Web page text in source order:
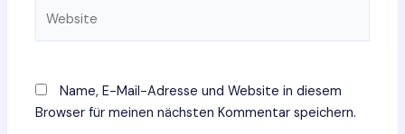
Name, E-Mail-Adresse und Website in diesem
Browser für meinen nächsten Kommentar speichern.